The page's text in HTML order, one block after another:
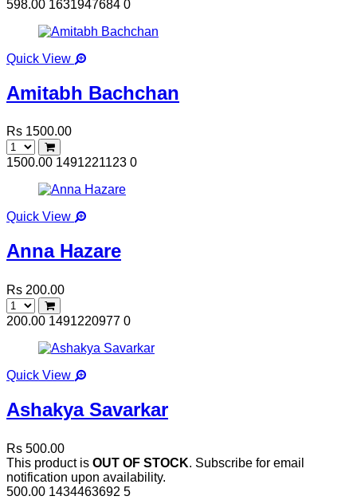
598.00 1631947684 0
Quick View
Amitabh Bachchan
Rs 1500.00
1500.00 1491221123 0
Quick View
Anna Hazare
Rs 200.00
200.00 1491220977 0
Quick View
Ashakya Savarkar
Rs 500.00
This product is OUT OF STOCK. Subscribe for email
notification upon availability.
500.00 1434463692 5